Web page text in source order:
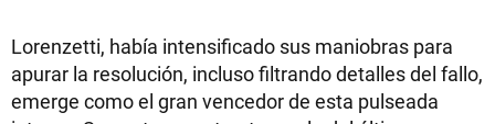
Lorenzetti, había intensificado sus maniobras para
apurar la resolución, incluso filtrando detalles del fallo,
emerge como el gran vencedor de esta pulseada